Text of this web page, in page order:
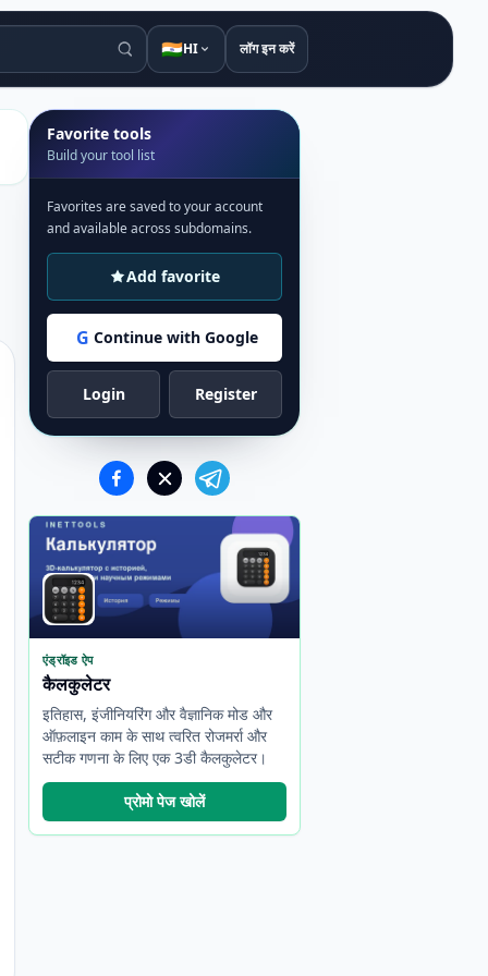
🇮🇳HI लॉग इन करें
Favorite tools
Build your tool list
Favorites are saved to your account
and available across subdomains.
Add favorite
G Continue with Google
Login Register
एंड्रॉइड ऐप
कैलकुलेटर
इतिहास, इंजीनियरिंग और वैज्ञानिक मोड और
ऑफ़लाइन काम के साथ त्वरित रोजमर्रा और
सटीक गणना के लिए एक 3डी कैलकुलेटर।
प्रोमो पेज खोलें